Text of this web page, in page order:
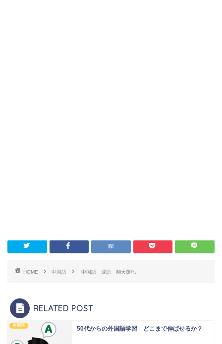
HOME 中国語 中国語 成語 翻天覆地
RELATED POST
中国語 50代からの外国語学習 どこまで伸ばせるか？